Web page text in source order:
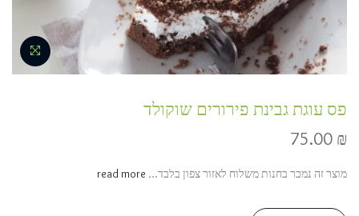
פס עוגת גבינת פירורים שוקולד
75.00 ₪
מוצר זה נמכר בחנות משלוח לאזור צפון בלבד...